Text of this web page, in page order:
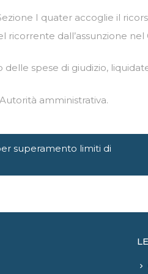
I quater accoglie il
ricorrente dall’assunzione
spese di giudizio,
amministrativa.
superamento limiti di